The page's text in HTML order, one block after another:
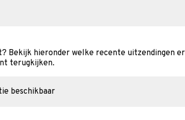
Bekijk hieronder welke recente uitzendingen er
terugkijken.
beschikbaar